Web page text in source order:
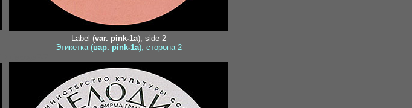
Label (var. pink-1a), side 2
Этикетка (вар. pink-1a), сторона 2